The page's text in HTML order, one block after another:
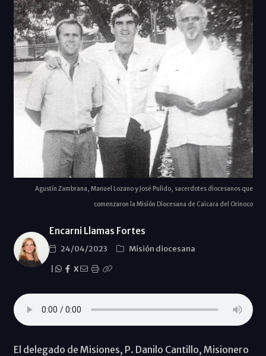
Agustín Zambrana, Manuel Lozano y José Pulido, sacerdotes diocesanos que
comenzaron la Misión Diocesana de Caicara del Orinoco
Encarni Llamas Fortes
24/04/2023
Misión diocesana
X
El delegado de Misiones, P. Danilo Cantillo, Misionero